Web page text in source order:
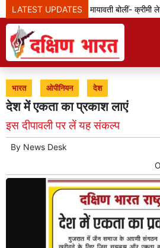
LATEST UPDATES
एससी-एसटी आरक्षण: मायावती बोलीं- क्रीमी
भारत ओपीनियन देश
देश में एकता का प्रकाश लाएं
इस दीपावली पर लें यह संकल्प
By News Desk